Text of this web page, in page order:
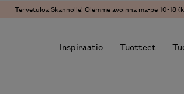
Tervetuloa Skannolle! Olemme avoinna ma-pe 10-18
Inspiraatio Tuotteet